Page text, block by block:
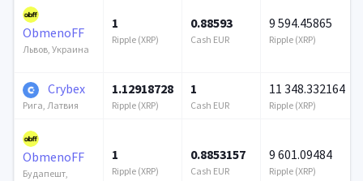
ObmenoFF
Львов, Украина
1
Ripple (XRP)
0.88593
Cash EUR
9 594.45865
Ripple (XRP)
Crybex
Рига, Латвия
1.12918728
Ripple (XRP)
1
Cash EUR
11 348.332164
Ripple (XRP)
ObmenoFF
Будапешт,
1
Ripple (XRP)
0.8853157
Cash EUR
9 601.09484
Ripple (XRP)